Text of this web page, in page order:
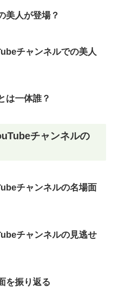
美人が登場？
チャンネルでの美人
は一体誰？
チャンネルの
チャンネルの名場面
チャンネルの見逃せ
を振り返る